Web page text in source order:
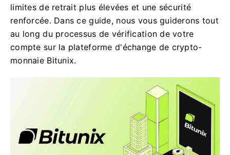
limites de retrait plus élevées et une sécurité
renforcée. Dans ce guide, nous vous guiderons tout
au long du processus de vérification de votre
compte sur la plateforme d'échange de crypto-
monnaie Bitunix.